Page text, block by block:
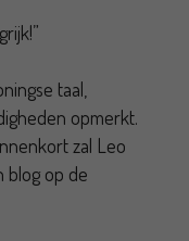
taal,
opmerkt.
zal Leo
blog op de